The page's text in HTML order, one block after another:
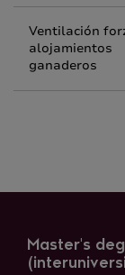
Ventilación
alojamientos
ganaderos
Master's